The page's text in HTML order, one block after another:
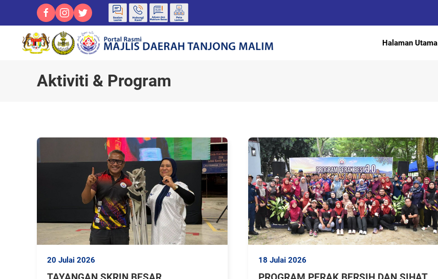
Halaman Utama
Aktiviti & Program
20 Julai 2026 18 Julai 2026